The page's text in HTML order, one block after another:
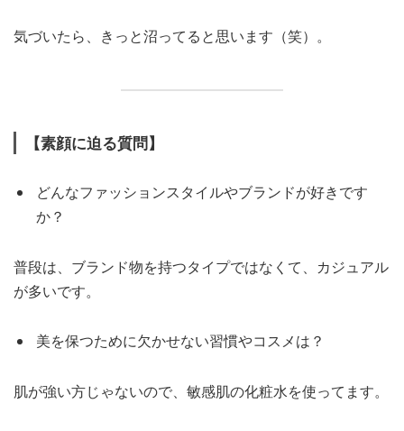
気づいたら、きっと沼ってると思います（笑）。
【素顔に迫る質問】
どんなファッションスタイルやブランドが好きです
か？
普段は、ブランド物を持つタイプではなくて、カジュアル
が多いです。
美を保つために欠かせない習慣やコスメは？
肌が強い方じゃないので、敏感肌の化粧水を使ってます。